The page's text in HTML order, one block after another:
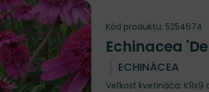
Kód produktu: 5254674
Echinacea
ECHINÁCEA
Veľkosť kvetináča: K9x9